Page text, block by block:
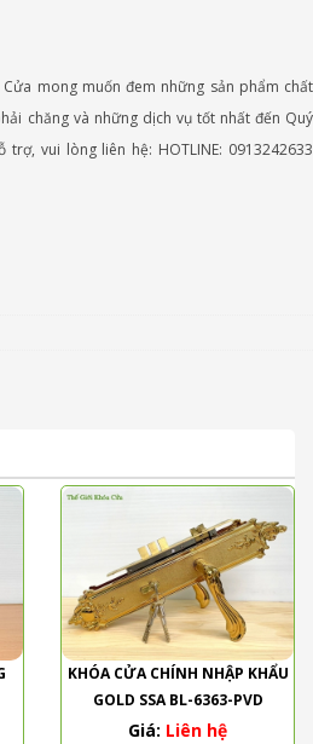
mong muốn đem những sản phẩm chất
chăng và những dịch vụ tốt nhất đến Quý
vui lòng liên hệ: HOTLINE: 0913242633
KHÓA CỬA CHÍNH NHẬP KHẨU
GOLD SSA BL-6363-PVD
Giá: Liên hệ